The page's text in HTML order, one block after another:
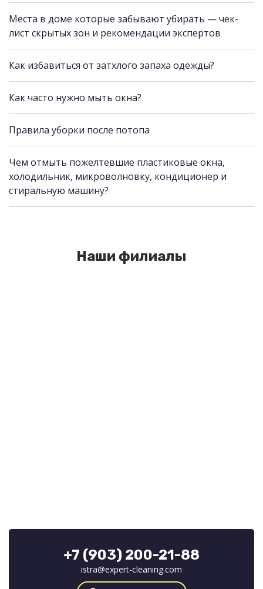
Места в доме которые забывают убирать — чек-
лист скрытых зон и рекомендации экспертов
Как избавиться от затхлого запаха одежды?
Как часто нужно мыть окна?
Правила уборки после потопа
Чем отмыть пожелтевшие пластиковые окна,
холодильник, микроволновку, кондиционер и
стиральную машину?
Наши филиалы
+7 (903) 200-21-88
istra@expert-cleaning.com